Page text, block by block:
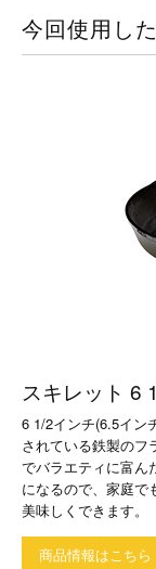
今回使用し
スキレット 6
6 1/2インチ(6.5イン
されている鉄製のフ
でバラエティに富ん
になるので、家庭で
美味しくできます。
商品情報はこちら